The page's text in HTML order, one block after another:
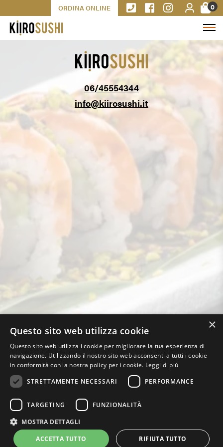
ORDINA ONLINE 0
06/45554344
info@kiirosushi.it
KIIRO S.R.L. SEMPLIFICATA – P.Iva: 14973201008 – Copyright
2020 –info@kiirosushi.it–Privacy–Termini e condizioni– Web
e Marketing:
Yoorz Agency
×
Questo sito web utilizza cookie
Questo sito web utilizza i cookie per migliorare la tua esperienza di
navigazione. Utilizzando il nostro sito web acconsenti a tutti i cookie
in conformità con la nostra policy per i cookie. Leggi di più
STRETTAMENTE NECESSARI
PERFORMANCE
TARGETING FUNZIONALITÀ
MOSTRA DETTAGLI
ACCETTA TUTTO
RIFIUTA TUTTO